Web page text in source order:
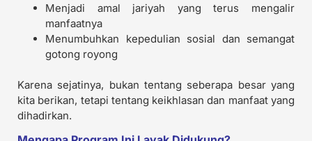
Menjadi amal jariyah yang terus mengalir
manfaatnya
Menumbuhkan kepedulian sosial dan semangat
gotong royong
Karena sejatinya, bukan tentang seberapa besar yang
kita berikan, tetapi tentang keikhlasan dan manfaat yang
dihadirkan.